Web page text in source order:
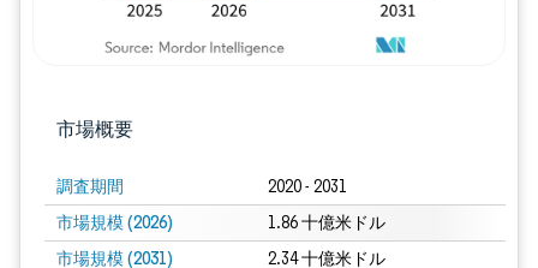
市場概要
調査期間 2020 - 2031
市場規模 (2026) 1.86 十億米ドル
市場規模 (2031) 2.34 十億米ドル